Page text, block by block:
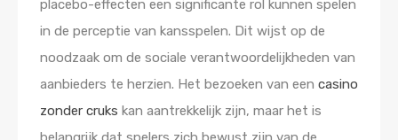
placebo-effecten een significante rol kunnen spelen
in de perceptie van kansspelen. Dit wijst op de
noodzaak om de sociale verantwoordelijkheden van
aanbieders te herzien. Het bezoeken van een casino
zonder cruks kan aantrekkelijk zijn, maar het is